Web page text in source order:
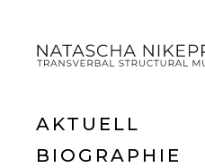
AKTUELL
BIOGRAPHIE